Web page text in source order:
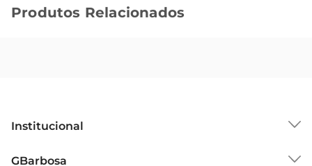
Os pedaços de frango são selecionados com
família merece. Ideal para fritar, assar ou grelhar,
adapta a diferentes preparos.
Produtos Relacionados
Institucional
GBarbosa